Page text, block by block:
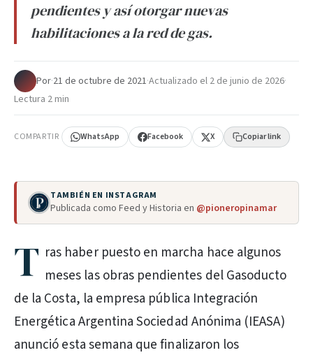
pendientes y así otorgar nuevas
habilitaciones a la red de gas.
Por·21 de octubre de 2021·Actualizado el 2 de junio de 2026·
Lectura 2 min
COMPARTIR WhatsApp Facebook X Copiar link
TAMBIÉN EN INSTAGRAM
Publicada como Feed y Historia en @pioneropinamar
T ras haber puesto en marcha hace algunos
meses las obras pendientes del Gasoducto
de la Costa, la empresa pública Integración
Energética Argentina Sociedad Anónima (IEASA)
anunció esta semana que finalizaron los